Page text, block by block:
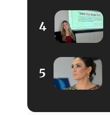
4
5